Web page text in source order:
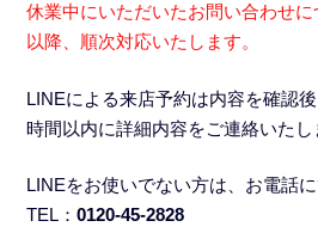
休業中にいただいたお問い合わせ
以降、順次対応いたします。
LINEによる来店予約は内容を確認
時間以内に詳細内容をご連絡いたし
LINEをお使いでない方は、お電話に
TEL：0120-45-2828